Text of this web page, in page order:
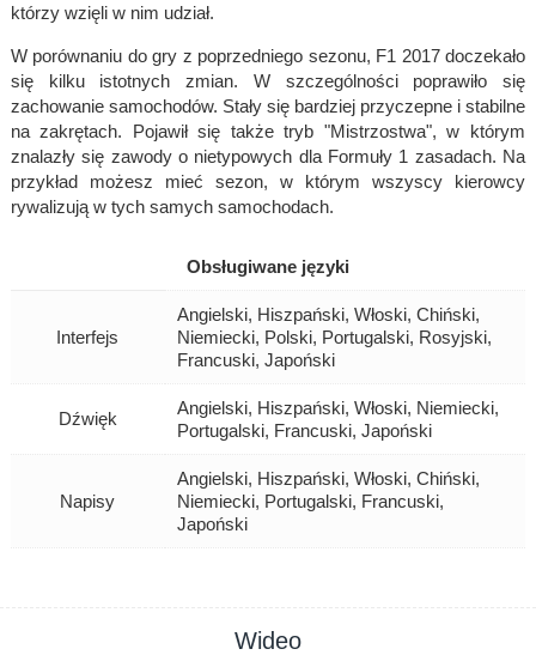
którzy wzięli w nim udział.
W porównaniu do gry z poprzedniego sezonu, F1 2017 doczekało
się kilku istotnych zmian. W szczególności poprawiło się
zachowanie samochodów. Stały się bardziej przyczepne i stabilne
na zakrętach. Pojawił się także tryb "Mistrzostwa", w którym
znalazły się zawody o nietypowych dla Formuły 1 zasadach. Na
przykład możesz mieć sezon, w którym wszyscy kierowcy
rywalizują w tych samych samochodach.
Obsługiwane języki
Interfejs
Angielski, Hiszpański, Włoski, Chiński,
Niemiecki, Polski, Portugalski, Rosyjski,
Francuski, Japoński
Dźwięk
Angielski, Hiszpański, Włoski, Niemiecki,
Portugalski, Francuski, Japoński
Napisy
Angielski, Hiszpański, Włoski, Chiński,
Niemiecki, Portugalski, Francuski,
Japoński
Wideo